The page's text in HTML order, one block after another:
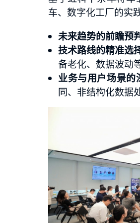
车、数字化工厂的实
未来趋势的前瞻预
技术路线的精准选
备老化、数据波动
业务与用户场景的
同、非结构化数据